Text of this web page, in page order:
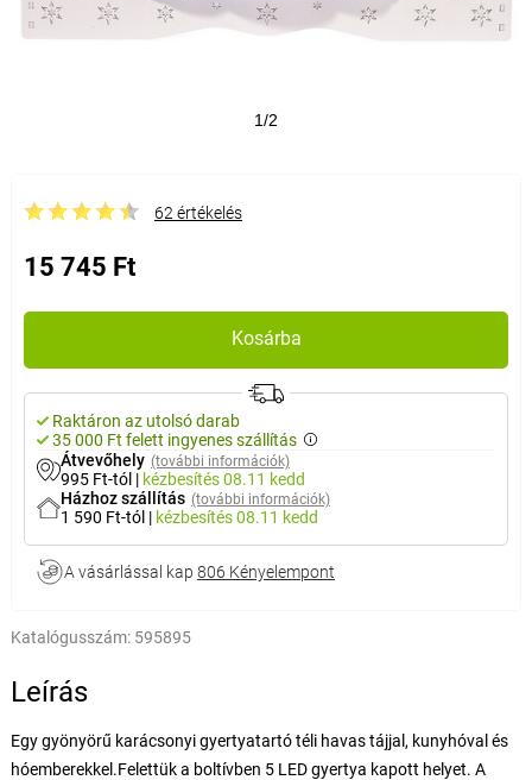
1/2
62 értékelés
15 745 Ft
Kosárba
Raktáron az utolsó darab
35 000 Ft felett ingyenes szállítás
Átvevőhely (további információk)
995 Ft-tól | kézbesítés08.11 kedd
Házhoz szállítás (további információk)
1 590 Ft-tól | kézbesítés08.11 kedd
A vásárlással kap 806 Kényelempont
Katalógusszám: 595895
Leírás
Egy gyönyörű karácsonyi gyertyatartó téli havas tájjal, kunyhóval és
hóemberekkel.Felettük a boltívben 5 LED gyertya kapott helyet. A